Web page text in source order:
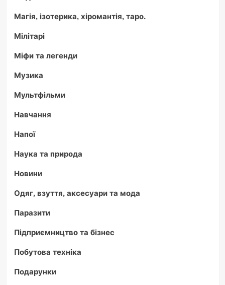
Магія, ізотерика, хіромантія, таро.
Мілітарі
Міфи та легенди
Музика
Мультфільми
Навчання
Напої
Наука та природа
Новини
Одяг, взуття, аксесуари та мода
Паразити
Підприємництво та бізнес
Побутова техніка
Подарунки